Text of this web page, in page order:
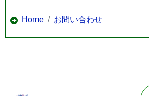
Home お問い合わせ